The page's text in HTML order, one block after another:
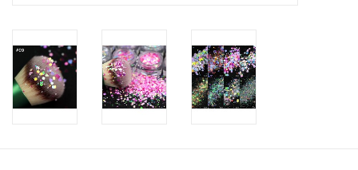
Hema free line/Hypoallergenic